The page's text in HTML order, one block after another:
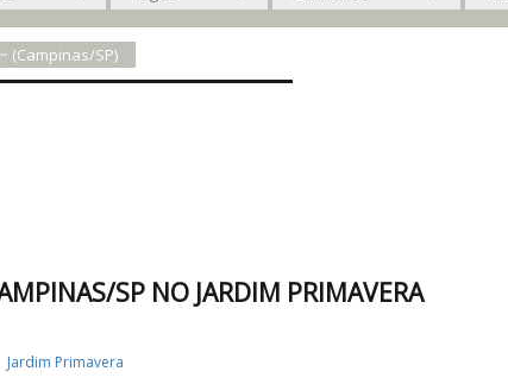
(Campinas/SP)
SP NO JARDIM PRIMAVERA
Jardim Primavera